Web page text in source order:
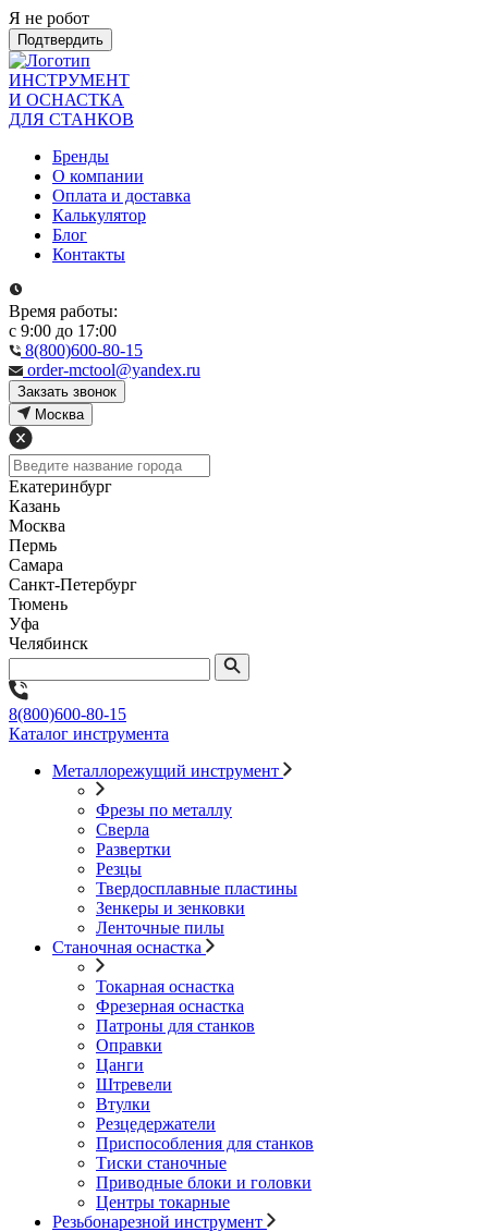
Я не робот
Подтвердить
ИНСТРУМЕНТ
И ОСНАСТКА
ДЛЯ СТАНКОВ
Бренды
О компании
Оплата и доставка
Калькулятор
Блог
Контакты
Время работы:
с 9:00 до 17:00
8(800)600-80-15
order-mctool@yandex.ru
Закзать звонок
Москва
Екатеринбург
Казань
Москва
Пермь
Самара
Санкт-Петербург
Тюмень
Уфа
Челябинск
8(800)600-80-15
Каталог инструмента
Металлорежущий инструмент
Фрезы по металлу
Сверла
Развертки
Резцы
Твердосплавные пластины
Зенкеры и зенковки
Ленточные пилы
Станочная оснастка
Токарная оснастка
Фрезерная оснастка
Патроны для станков
Оправки
Цанги
Штревели
Втулки
Резцедержатели
Приспособления для станков
Тиски станочные
Приводные блоки и головки
Центры токарные
Резьбонарезной инструмент